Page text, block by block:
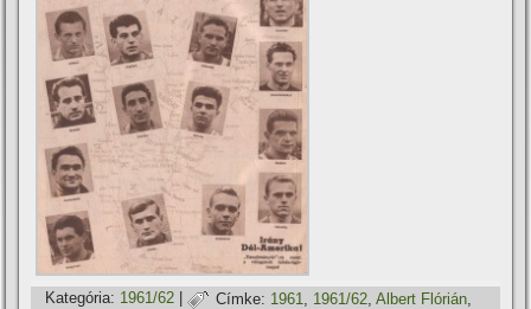
Kategória: 1961/62 | Címke: 1961 1961/62 ,Albert Flórián